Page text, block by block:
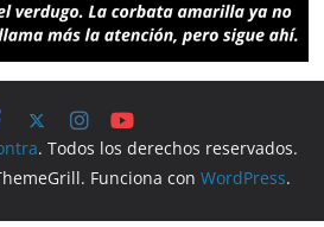
. Todos los derechos reservados.
Funciona con WordPress.